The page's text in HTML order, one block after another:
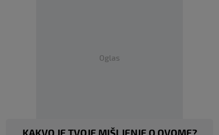
Oglas
KAKVO JE TVOJE MIŠLJENJE O OVOME?